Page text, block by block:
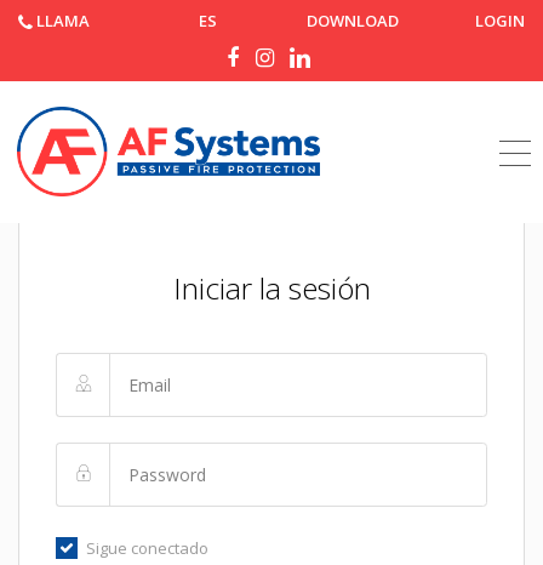
LLAMA ES DOWNLOAD LOGIN
Iniciar la sesión
Sigue conectado